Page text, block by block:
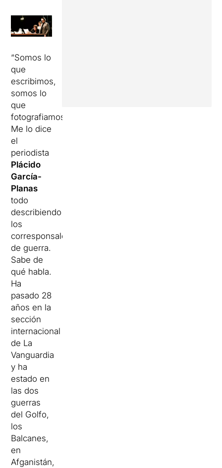
“Somos lo
que
escribimos,
somos lo
que
fotografiamos”.
Me lo dice
el
periodista
Plácido
García-
Planas
todo
describiendo
los
corresponsales
de guerra.
Sabe de
qué habla.
Ha
pasado 28
años en la
sección
internacional
de La
Vanguardia
y ha
estado en
las dos
guerras
del Golfo,
los
Balcanes,
en
Afganistán,